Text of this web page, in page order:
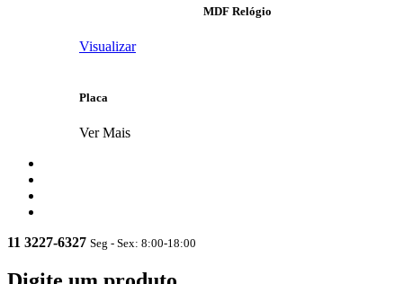
MDF Relógio
Visualizar
Placa
Ver Mais
11 3227-6327 Seg - Sex: 8:00-18:00